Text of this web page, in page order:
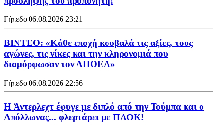
Γήπεδο|06.08.2026 23:21
ΒΙΝΤΕΟ: «Κάθε εποχή κουβαλά τις αξίες, τους
αγώνες, τις νίκες και την κληρονομιά που
διαμόρφωσαν τον ΑΠΟΕΛ»
Γήπεδο|06.08.2026 22:56
H Άντερλεχτ έφυγε με διπλό από την Τούμπα και ο
Απόλλωνας... φλερτάρει με ΠΑΟΚ!